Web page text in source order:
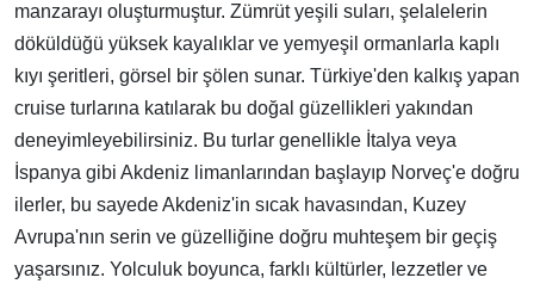
manzarayı oluşturmuştur. Zümrüt yeşili suları, şelalelerin
döküldüğü yüksek kayalıklar ve yemyeşil ormanlarla kaplı
kıyı şeritleri, görsel bir şölen sunar. Türkiye'den kalkış yapan
cruise turlarına katılarak bu doğal güzellikleri yakından
deneyimleyebilirsiniz. Bu turlar genellikle İtalya veya
İspanya gibi Akdeniz limanlarından başlayıp Norveç'e doğru
ilerler, bu sayede Akdeniz'in sıcak havasından, Kuzey
Avrupa'nın serin ve güzelliğine doğru muhteşem bir geçiş
yaşarsınız. Yolculuk boyunca, farklı kültürler, lezzetler ve